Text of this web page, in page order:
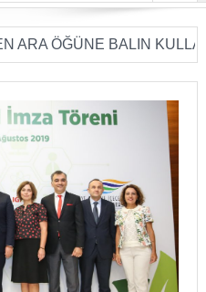
BALIN KULLANIM